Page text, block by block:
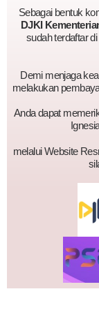
Sebagai bentuk
DJKI
sudah terdaftar di
Demi menjaga
melakukan
Anda dapat
melalui Website